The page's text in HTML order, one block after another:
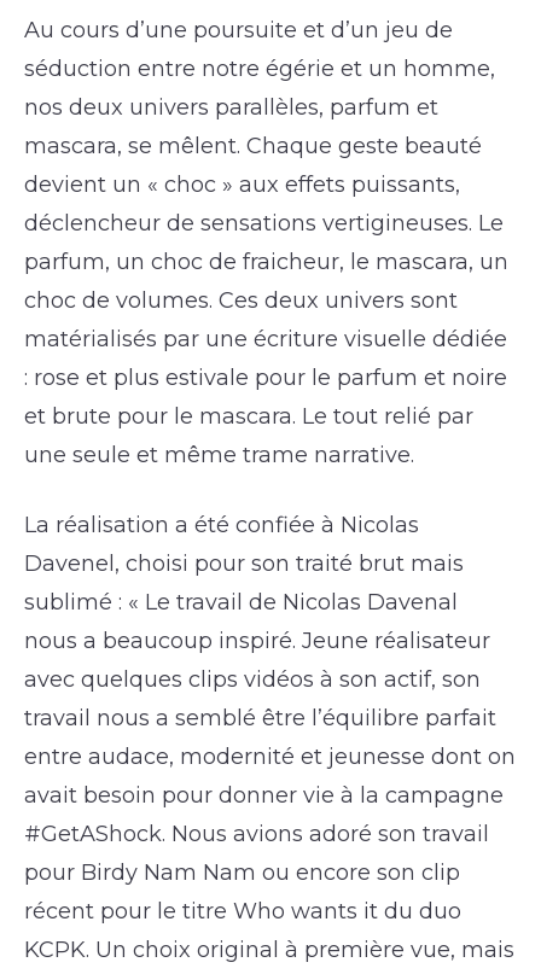
Au cours d’une poursuite et d’un jeu de
séduction entre notre égérie et un homme,
nos deux univers parallèles, parfum et
mascara, se mêlent. Chaque geste beauté
devient un « choc » aux effets puissants,
déclencheur de sensations vertigineuses. Le
parfum, un choc de fraicheur, le mascara, un
choc de volumes. Ces deux univers sont
matérialisés par une écriture visuelle dédiée
: rose et plus estivale pour le parfum et noire
et brute pour le mascara. Le tout relié par
une seule et même trame narrative.
La réalisation a été confiée à Nicolas
Davenel, choisi pour son traité brut mais
sublimé : « Le travail de Nicolas Davenal
nous a beaucoup inspiré. Jeune réalisateur
avec quelques clips vidéos à son actif, son
travail nous a semblé être l’équilibre parfait
entre audace, modernité et jeunesse dont on
avait besoin pour donner vie à la campagne
#GetAShock. Nous avions adoré son travail
pour Birdy Nam Nam ou encore son clip
récent pour le titre Who wants it du duo
KCPK. Un choix original à première vue, mais